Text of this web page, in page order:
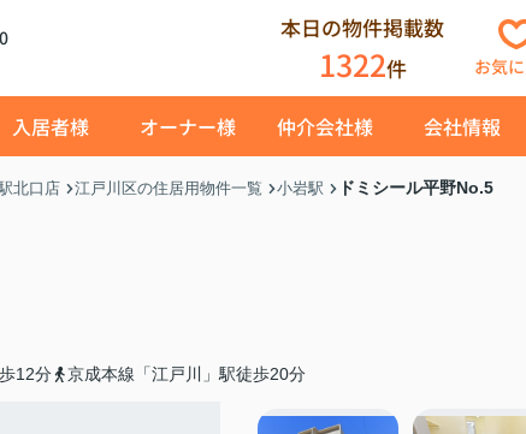
本日の物件掲載数
1322件 お気
入居者様 オーナー様 仲介会社様 会社情報
北口店 江戸川区の住居用物件一覧 小岩駅 ドミシール平野No.5
12分 京成本線「江戸川」駅徒歩20分